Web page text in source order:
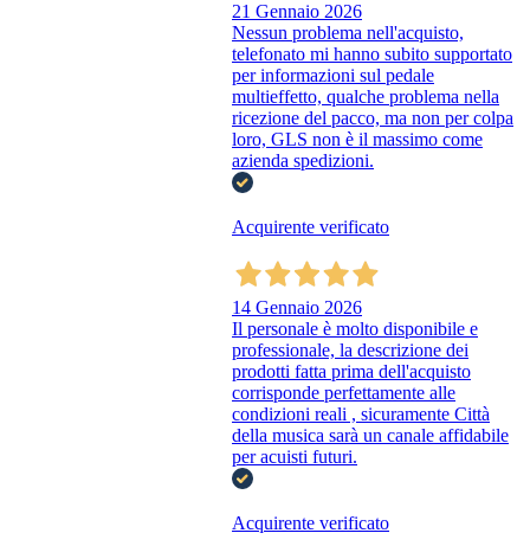
21 Gennaio 2026
Nessun problema nell'acquisto,
telefonato mi hanno subito supportato
per informazioni sul pedale
multieffetto, qualche problema nella
ricezione del pacco, ma non per colpa
loro, GLS non è il massimo come
azienda spedizioni.
Acquirente verificato
14 Gennaio 2026
Il personale è molto disponibile e
professionale, la descrizione dei
prodotti fatta prima dell'acquisto
corrisponde perfettamente alle
condizioni reali , sicuramente Città
della musica sarà un canale affidabile
per acuisti futuri.
Acquirente verificato